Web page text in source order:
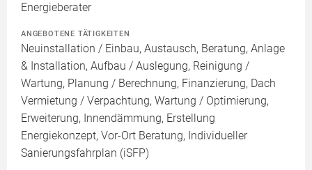
Energieberater
ANGEBOTENE TÄTIGKEITEN
Neuinstallation / Einbau, Austausch, Beratung, Anlage
& Installation, Aufbau / Auslegung, Reinigung /
Wartung, Planung / Berechnung, Finanzierung, Dach
Vermietung / Verpachtung, Wartung / Optimierung,
Erweiterung, Innendämmung, Erstellung
Energiekonzept, Vor-Ort Beratung, Individueller
Sanierungsfahrplan (iSFP)